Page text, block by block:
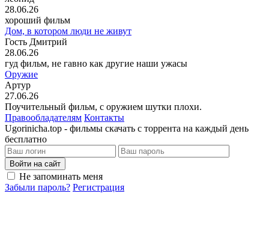
28.06.26
хороший фильм
Дом, в котором люди не живут
Гость Дмитрий
28.06.26
гуд фильм, не гавно как другие наши ужасы
Оружие
Артур
27.06.26
Поучительный фильм, с оружием шутки плохи.
Правообладателям Контакты
Ugorinicha.top - фильмы скачать с торрента на каждый день
бесплатно
Войти на сайт
Не запоминать меня
Забыли пароль? Регистрация